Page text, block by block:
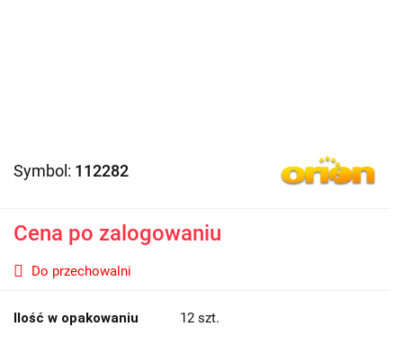
Symbol: 112282
Cena po zalogowaniu
Do przechowalni
Ilość w opakowaniu 12 szt.